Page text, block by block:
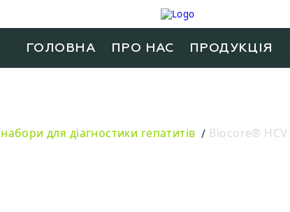
ГОЛОВНА ПРО НАС ПРОДУКЦIЯ
для діагностики гепатитів Biocore® HCV